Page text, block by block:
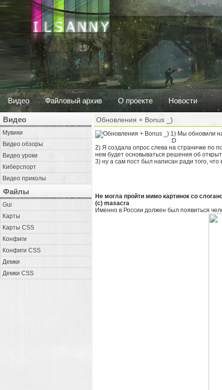
Видео Файловый архив О проекте Новости
Видео
Мувики
Видео обзоры
Видео уроки
Киберспорт
Видео приколы
Файлы
Gui
Карты
Карты CSS
Конфиги
Конфиги CSS
Демки
Демки CSS
Обновления + Bonus _)
1) Мы обновили
:D
2) Я создала опрос слева на страничке по
нем будет основываться решения об
3) ну а сам пост был написан ради того,
Не могла пройти мимо картинок со
(c) masacra
Именно в России должен был появиться